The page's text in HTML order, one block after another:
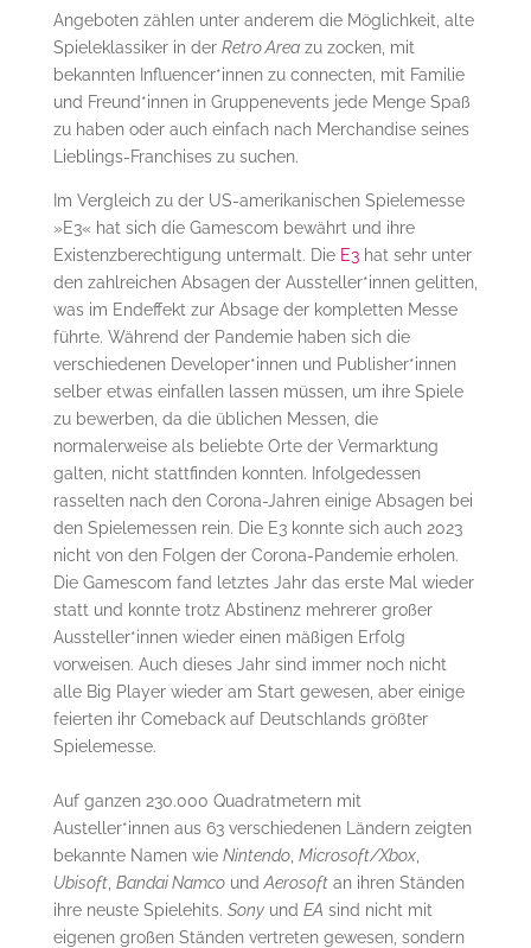
Angeboten zählen unter anderem die Möglichkeit, alte
Spieleklassiker in der Retro Areazu zocken, mit
bekannten Influencer*innen zu connecten, mit Familie
und Freund*innen in Gruppenevents jede Menge Spaß
zu haben oder auch einfach nach Merchandise seines
Lieblings-Franchises zu suchen.
Im Vergleich zu der US-amerikanischen Spielemesse
»E3« hat sich die Gamescom bewährt und ihre
Existenzberechtigung untermalt. Die E3hat sehr unter
den zahlreichen Absagen der Aussteller*innen gelitten,
was im Endeffekt zur Absage der kompletten Messe
führte. Während der Pandemie haben sich die
verschiedenen Developer*innen und Publisher*innen
selber etwas einfallen lassen müssen, um ihre Spiele
zu bewerben, da die üblichen Messen, die
normalerweise als beliebte Orte der Vermarktung
galten, nicht stattfinden konnten. Infolgedessen
rasselten nach den Corona-Jahren einige Absagen bei
den Spielemessen rein. Die E3 konnte sich auch 2023
nicht von den Folgen der Corona-Pandemie erholen.
Die Gamescom fand letztes Jahr das erste Mal wieder
statt und konnte trotz Abstinenz mehrerer großer
Aussteller*innen wieder einen mäßigen Erfolg
vorweisen. Auch dieses Jahr sind immer noch nicht
alle Big Player wieder am Start gewesen, aber einige
feierten ihr Comeback auf Deutschlands größter
Spielemesse.
Auf ganzen 230.000 Quadratmetern mit
Austeller*innen aus 63 verschiedenen Ländern zeigten
bekannte Namen wie Nintendo, Microsoft/Xbox,
Ubisoft, Bandai NamcoundAerosoftan ihren Ständen
ihre neuste Spielehits. Sonyund EA sind nicht mit
eigenen großen Ständen vertreten gewesen, sondern